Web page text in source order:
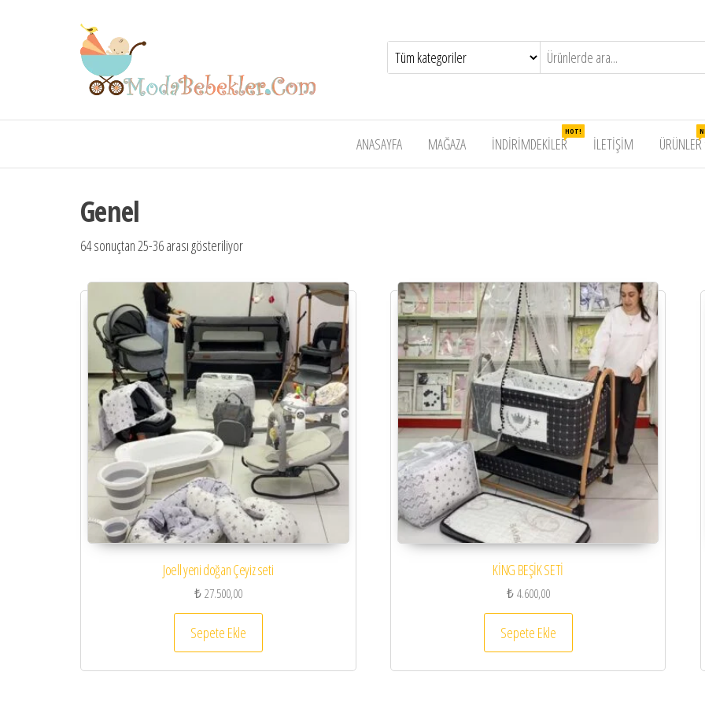
Bebekler
ANASAYFA MAĞAZA İNDIRIMDEKILER
HOT!
İLETIŞIM ÜRÜNLER
Genel
64 sonuçtan 25-36 arası gösteriliyor
Joell yeni doğan Çeyiz seti
₺27.500,00
Sepete Ekle
KİNG BEŞİK SETİ
₺4.600,00
Sepete Ekle